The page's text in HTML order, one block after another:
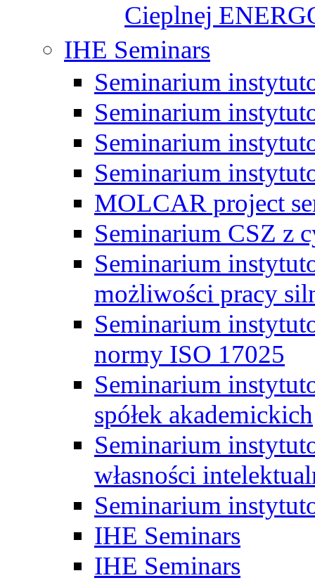
Cieplnej
IHE Seminars
Seminarium
Seminarium
Seminarium
Seminarium
MOLCAR project
Seminarium CSZ z
Seminarium
możliwości pracy
Seminarium
normy ISO 17025
Seminarium
spółek akademickich
Seminarium
własności
Seminarium
IHE Seminars
IHE Seminars